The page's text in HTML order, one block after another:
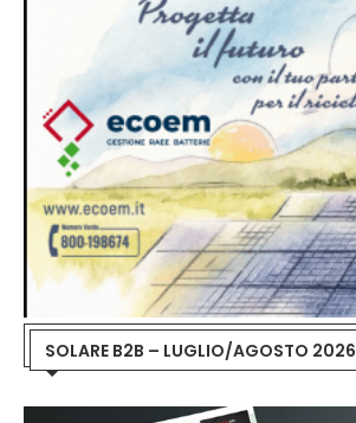
SOLARE B2B – LUGLIO/AGOSTO 2026